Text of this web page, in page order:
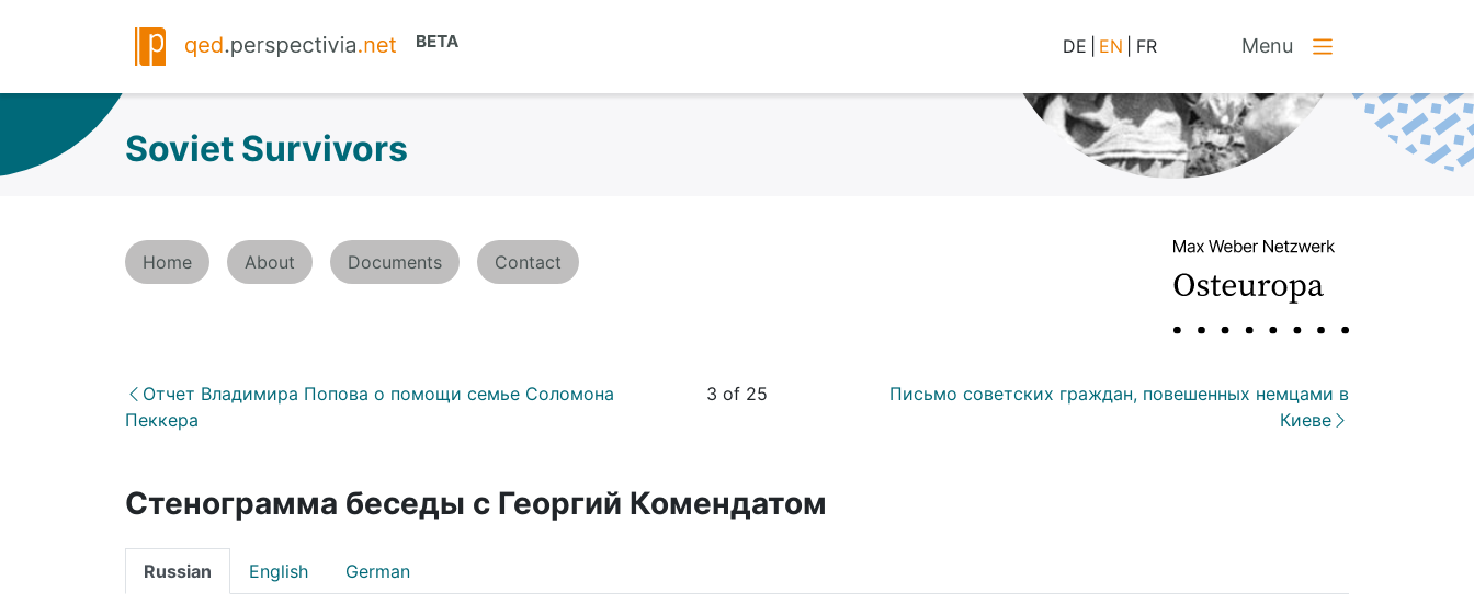
DE EN FR Menu
Soviet Survivors
Home About Documents Contact
Отчет Владимира Попова о помощи семье Соломона
Пеккера
3 of 25
Письмо советских граждан, повешенных немцами в
Киеве
Стенограмма беседы с Георгий Комендатом
Russian English German